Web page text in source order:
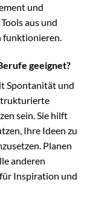
und
aus und
funktionieren.
geeignet?
Spontanität und
sein. Sie hilft
Ihre Ideen zu
Planen
anderen
Inspiration und